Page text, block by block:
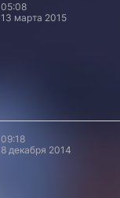
05:08
13 марта 2015
09:18
8 декабря 2014